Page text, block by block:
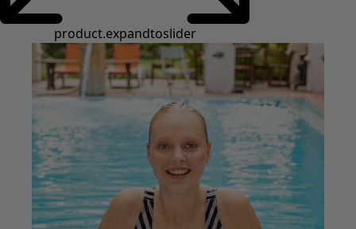
Styles de vétements
Vêtements en lin
Robes de style hippie
À fleurs
Vêtements hippies
Une mode scandinave
Superpositions
À rayures